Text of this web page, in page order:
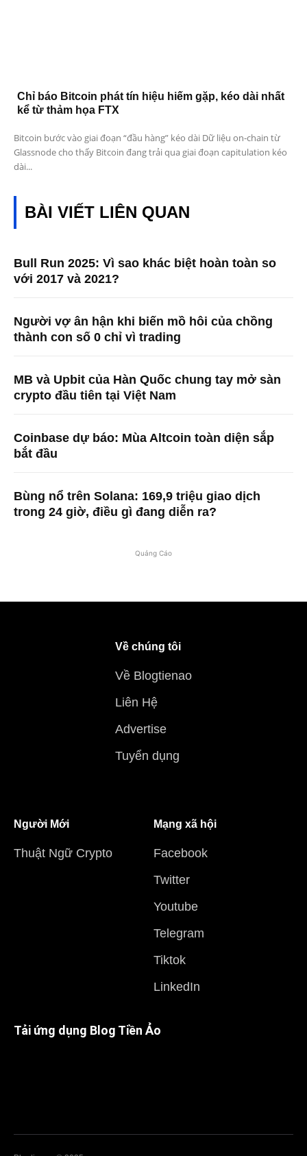
Chỉ báo Bitcoin phát tín hiệu hiếm gặp, kéo dài nhất
kể từ thảm họa FTX
Bitcoin bước vào giai đoạn “đầu hàng” kéo dài Dữ liệu on-chain từ
Glassnode cho thấy Bitcoin đang trải qua giai đoạn capitulation kéo
dài...
BÀI VIẾT LIÊN QUAN
Bull Run 2025: Vì sao khác biệt hoàn toàn so
với 2017 và 2021?
Người vợ ân hận khi biến mồ hôi của chồng
thành con số 0 chỉ vì trading
MB và Upbit của Hàn Quốc chung tay mở sàn
crypto đầu tiên tại Việt Nam
Coinbase dự báo: Mùa Altcoin toàn diện sắp
bắt đầu
Bùng nổ trên Solana: 169,9 triệu giao dịch
trong 24 giờ, điều gì đang diễn ra?
Quảng Cáo
Về chúng tôi
Về Blogtienao
Liên Hệ
Advertise
Tuyển dụng
Người Mới
Thuật Ngữ Crypto
Mạng xã hội
Facebook
Twitter
Youtube
Telegram
Tiktok
LinkedIn
Tải ứng dụng Blog Tiền Ảo